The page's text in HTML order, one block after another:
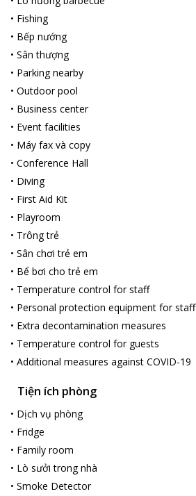
• Fishing
• Bếp nướng
• Sân thượng
• Parking nearby
• Outdoor pool
• Business center
• Event facilities
• Máy fax và copy
• Conference Hall
• Diving
• First Aid Kit
• Playroom
• Trông trẻ
• Sân chơi trẻ em
• Bể bơi cho trẻ em
• Temperature control for staff
• Personal protection equipment for staff
• Extra decontamination measures
• Temperature control for guests
• Additional measures against COVID-19
Tiện ích phòng
• Dịch vụ phòng
• Fridge
• Family room
• Lò sưởi trong nhà
• Smoke Detector